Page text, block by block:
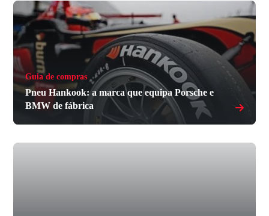
Guia de compras
Pneu Hankook: a marca que equipa Porsche e
BMW de fábrica